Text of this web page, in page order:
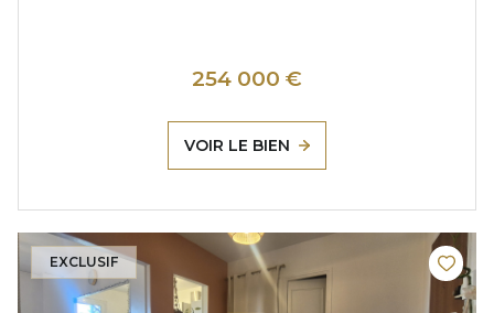
254 000 €
VOIR LE BIEN
EXCLUSIF